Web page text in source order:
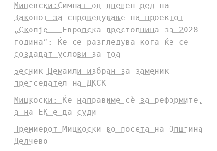
Мицевски:Симнат од дневен ред на
Законот за спроведување на проектот
„Скопје – Европска престолнина за 2028
година“: Ќе се разгледува кога ќе се
создадат услови за тоа
Бесник Џемаили избран за заменик
претседател на ДКСК
Мицкоски: Ќе направиме сè за реформите,
а на ЕК е да суди
Премиерот Мицкоски во посета на Општина
Делчево